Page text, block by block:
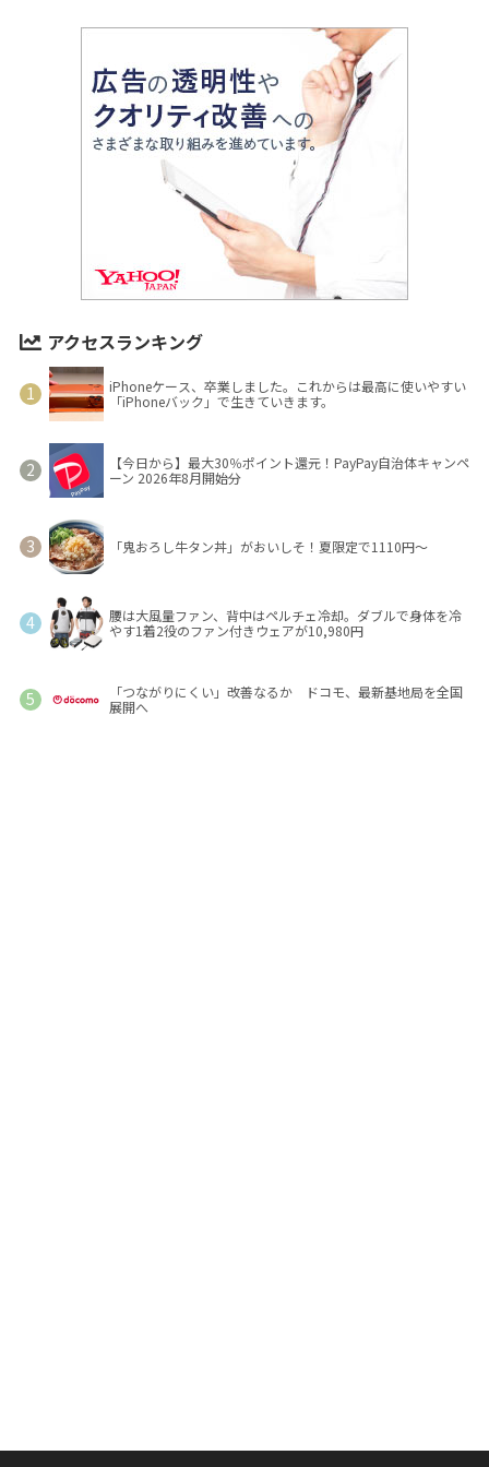
アクセスランキング
iPhoneケース、卒業しました。これからは最高に使いやすい
「iPhoneバック」で生きていきます。
【今日から】最大30％ポイント還元！PayPay自治体キャンペ
ーン 2026年8月開始分
「鬼おろし牛タン丼」がおいしそ！夏限定で1110円～
腰は大風量ファン、背中はペルチェ冷却。ダブルで身体を冷
やす1着2役のファン付きウェアが10,980円
「つながりにくい」改善なるか ドコモ、最新基地局を全国
展開へ